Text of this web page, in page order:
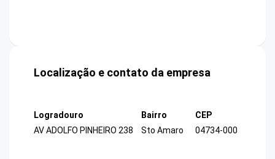
Localização e contato da empresa
Logradouro
AV ADOLFO PINHEIRO 238
Bairro
Sto Amaro
CEP
04734-000